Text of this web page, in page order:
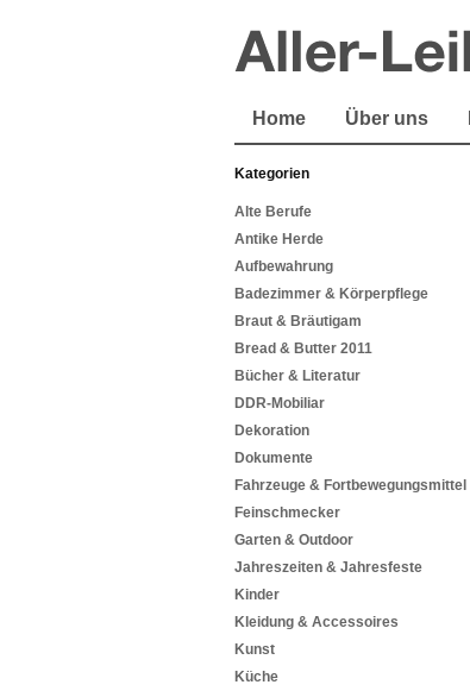
Home Über uns
Kategorien
Alte Berufe
Antike Herde
Aufbewahrung
Badezimmer & Körperpflege
Braut & Bräutigam
Bread & Butter 2011
Bücher & Literatur
DDR-Mobiliar
Dekoration
Dokumente
Fahrzeuge & Fortbewegungsmittel
Feinschmecker
Garten & Outdoor
Jahreszeiten & Jahresfeste
Kinder
Kleidung & Accessoires
Kunst
Küche